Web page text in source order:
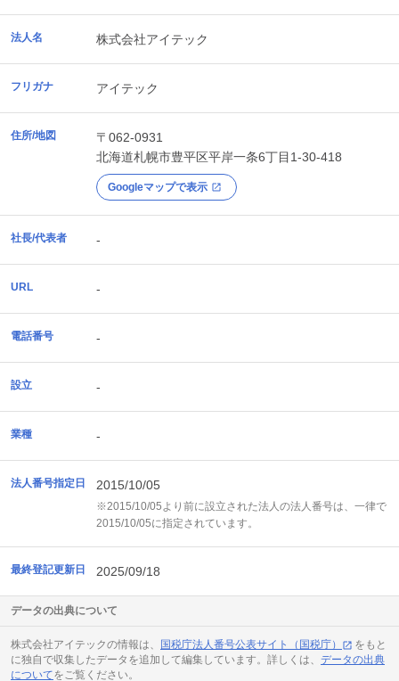
法人名 株式会社アイテック
フリガナ アイテック
住所/地図
〒062-0931
北海道札幌市豊平区平岸一条6丁目1-30-418
Googleマップで表示
社長/代表者 -
URL -
電話番号 -
設立 -
業種 -
法人番号指定日 2015/10/05
※2015/10/05より前に設立された法人の法人番号は、一律で
2015/10/05に指定されています。
最終登記更新日 2025/09/18
データの出典について
株式会社アイテックの情報は、 国税庁法人番号公表サイト（国税庁）
をもと
に独自で収集したデータを追加して編集しています。詳しくは、 データの出典
についてをご覧ください。